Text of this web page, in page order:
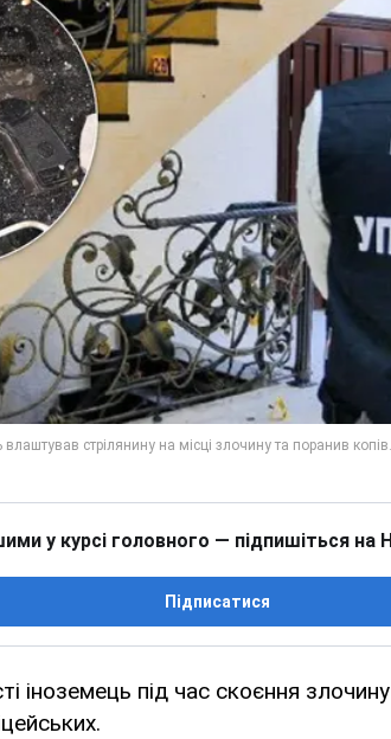
у курсі головного — підпишіться на
Підписатися
іноземець під час скоєння